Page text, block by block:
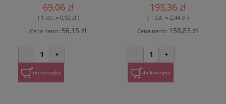
69,06 zł
( 1 szt. = 0,92 zł )
Cena netto: 56,15 zł
- 1 +
do koszyka
195,36 zł
( 1 szt. = 2,44 zł )
Cena netto: 158,83 zł
- 1 +
do koszyka